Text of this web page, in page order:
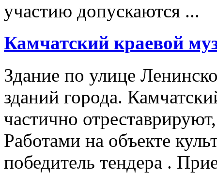
участию допускаются ...
Камчатский краевой
Здание по улице
зданий города.
частично
Работами на объекте
победитель тендера .